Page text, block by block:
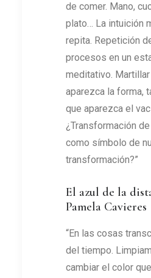
de comer. Mano,
plato… La intuición
repita. Repetición
procesos en un
meditativo.
aparezca la forma,
que aparezca el
¿Transformación
como símbolo de
transformación?”
El azul de la
Pamela Cavieres
“En las cosas
del tiempo.
cambiar el color